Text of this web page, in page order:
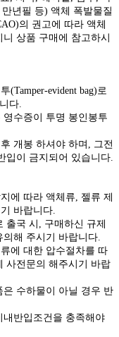
년필 등) 액체 폭발물질
의 권고에 따라 액체
상품 구매에 참고하시
(Tamper-evident bag)로
다.
영수증이 투명 봉인봉투
개봉 하셔야 하며, 그전
입이 금지되어 있습니다.
에 따라 액체류, 젤류 제
바랍니다.
출국 시, 구매하신 규제
해 주시기 바랍니다.
에 대한 압수절차를 따
사전문의 해주시기 바랍
은 수하물이 아닐 경우 반
내반입조건을 충족해야